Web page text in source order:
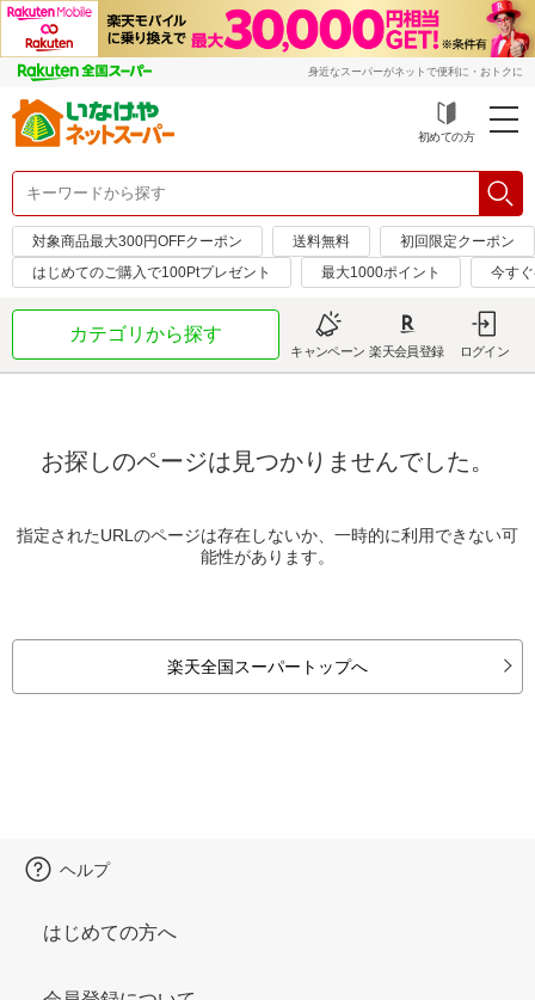
身近なスーパーがネットで便利に・おトクに
初めての方
対象商品最大300円OFFクーポン 送料無料
初回限定クーポン
はじめてのご購入で100Ptプレゼント
最大1000ポイント 今す
カテゴリから探す
キャンペーン 楽天会員登録 ログイン
お探しのページは見つかりませんでした。
指定されたURLのページは存在しないか、一時的に利用できない可
能性があります。
楽天全国スーパートップへ
ヘルプ
はじめての方へ